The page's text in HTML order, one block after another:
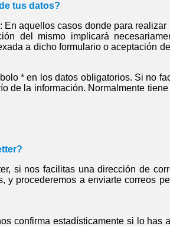
tus datos?
aquellos casos donde para
del mismo implicará
a dicho formulario o aceptación
* en los datos obligatorios. Si no
de la información. Normalmente
si nos facilitas una dirección de
y procederemos a enviarte correos
confirma estadísticamente si lo